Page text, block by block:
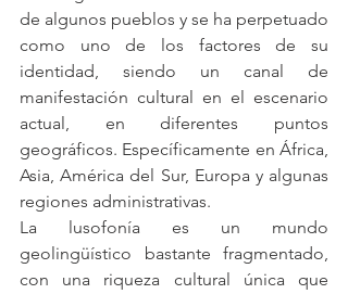
de algunos pueblos y se ha perpetuado
como uno de los factores de su
identidad, siendo un canal de
manifestación cultural en el escenario
actual, en diferentes puntos
geográficos. Específicamente en África,
Asia, América del Sur, Europa y algunas
regiones administrativas.
La lusofonía es un mundo
geolingüístico bastante fragmentado,
con una riqueza cultural única que